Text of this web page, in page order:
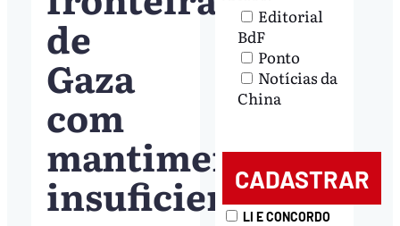
de
Gaza
com
mantimentos
insuficientes
Editorial
BdF
Ponto
Notícias da
China
LI E CONCORDO